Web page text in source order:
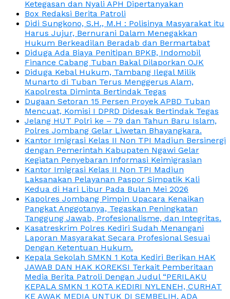
Ketegasan dan Nyali APH Dipertanyakan
Box Redaksi Berita Patroli
Didi Sungkono, S.H., M.H : Polisinya Masyarakat itu
Harus Jujur, Bernurani Dalam Menegakkan
Hukum Berkeadilan Beradab dan Bermartabat
Diduga Ada Biaya Penitipan BPKB, Indomobil
Finance Cabang Tuban Bakal Dilaporkan OJK
Diduga Kebal Hukum, Tambang Ilegal Milik
Munarto di Tuban Terus Menggerus Alam,
Kapolresta Diminta Bertindak Tegas
Dugaan Setoran 15 Persen Proyek APBD Tuban
Mencuat, Komisi I DPRD Didesak Bertindak Tegas
Jelang HUT Polri ke – 79 dan Tahun Baru Islam,
Polres Jombang Gelar Liwetan Bhayangkara.
Kantor Imigrasi Kelas II Non TPI Madiun Bersinergi
dengan Pemerintah Kabupaten Ngawi Gelar
Kegiatan Penyebaran Informasi Keimigrasian
Kantor Imigrasi Kelas II Non TPI Madiun
Laksanakan Pelayanan Paspor Simpatik Kali
Kedua di Hari Libur Pada Bulan Mei 2026
Kapolres Jombang Pimpin Upacara Kenaikan
Pangkat Anggotanya, Tegaskan Peningkatan
Tanggung Jawab, Profesionalisme, dan Integritas.
Kasatreskrim Polres Kediri Sudah Menangani
Laporan Masyarakat Secara Profesional Sesuai
Dengan Ketentuan Hukum.
Kepala Sekolah SMKN 1 Kota Kediri Berikan HAK
JAWAB DAN HAK KOREKSI Terkait Pemberitaan
Media Berita Patroli Dengan Judul “PERILAKU
KEPALA SMKN 1 KOTA KEDIRI NYLENEH, CURHAT
KE AWAK MEDIA UNTUK DI SEMBELIH, ADA